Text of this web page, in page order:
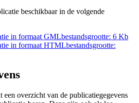
beschikbaar in de volgende
in formaat GMLbestandsgrootte: 6 Kb
in formaat HTMLbestandsgrootte:
een overzicht van de publicatiegegevens